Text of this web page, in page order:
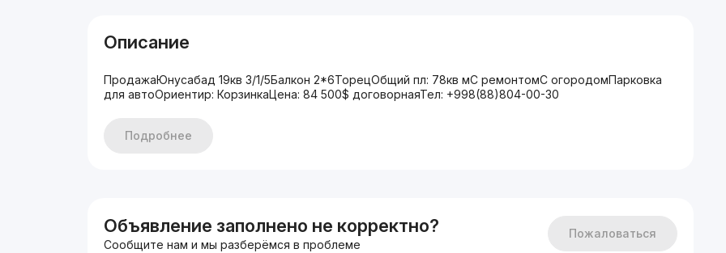
Описание
ПродажаЮнусабад 19кв 3/1/5Балкон 2*6ТорецОбщий пл: 78кв мС ремонтомС огородомПарковка
для автоОриентир: КорзинкаЦена: 84 500$ договорнаяТел: +998(88)804-00-30
Подробнее
Объявление заполнено не корректно?
Сообщите нам и мы разберёмся в проблеме
Пожаловаться